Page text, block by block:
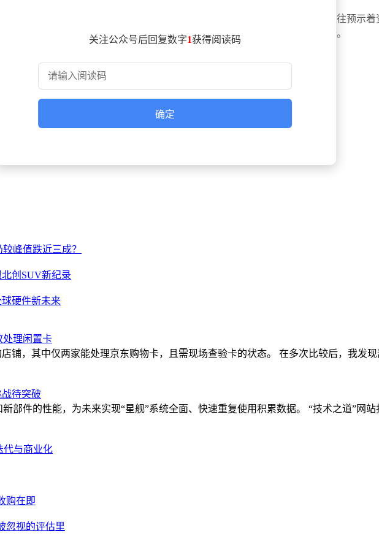
横盘整理周期普遍在半年以上，二是突破时伴随显著放量。这种技术形态往往预示
中出现机构投资者身影，显示专业资金对技术突破信号的重视程度有所提升。
关注公众号后回复数字1获得阅读码
确定
峰值跌近三成？
创SUV新纪录
硬件新未来
处理闲置卡
铺，其中仅两家能处理京东购物卡，且需现场查验卡的状态。 在多次比较后，我发
待突破
部件的性能，为未来实现“星舰”系统全面、快速重复使用积累数据。 “技术之道”网
代与商业化
购在即
忽视的评估里